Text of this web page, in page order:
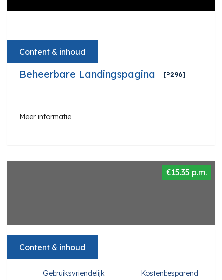
Content & inhoud
Beheerbare Landingspagina [P296]
Meer informatie
€15.35 p.m.
Content & inhoud
Gebruiksvriendelijk Kostenbesparend